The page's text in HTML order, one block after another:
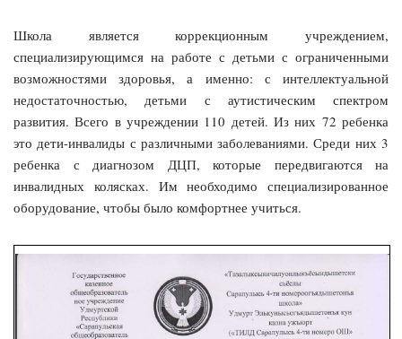
Школа является коррекционным учреждением,
специализирующимся на работе с детьми с ограниченными
возможностями здоровья, а именно: с интеллектуальной
недостаточностью, детьми с аутистическим спектром
развития. Всего в учреждении 110 детей. Из них 72 ребенка
это дети-инвалиды с различными заболеваниями. Среди них 3
ребенка с диагнозом ДЦП, которые передвигаются на
инвалидных колясках. Им необходимо специализированное
оборудование, чтобы было комфортнее учиться.